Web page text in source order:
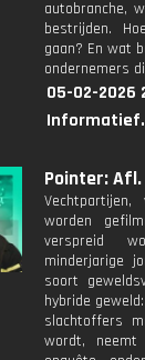
autobranche,
bestrijden.
gaan? En wat
ondernemers
05-02-2026
Pointer: Afl.
worden
verspreid
minderjarige
soort
hybride
slachtoffers
wordt,